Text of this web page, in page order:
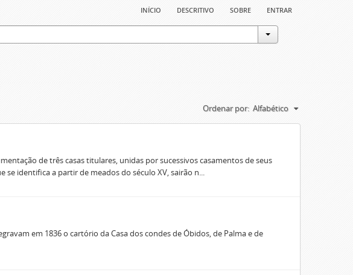
início descritivo sobre entrar
Ordenar por: Alfabético
de três casas titulares, unidas por sucessivos casamentos de seus
identifica a partir de meados do século XV, sairão n...
em 1836 o cartório da Casa dos condes de Óbidos, de Palma e de